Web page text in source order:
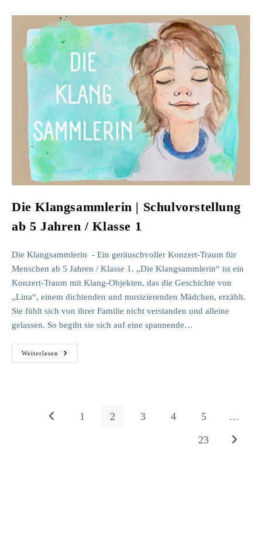
Die Klangsammlerin | Schulvorstellung
ab 5 Jahren / Klasse 1
Die Klangsammlerin - Ein geräuschvoller Konzert-Traum für
Menschen ab 5 Jahren / Klasse 1. „Die Klangsammlerin“ ist ein
Konzert-Traum mit Klang-Objekten, das die Geschichte von
„Lina“, einem dichtenden und musizierenden Mädchen, erzählt.
Sie fühlt sich von ihrer Familie nicht verstanden und alleine
gelassen. So begibt sie sich auf eine spannende…
Weiterlesen
Die
Klangsammlerin
Klasse
Zur vorherigen Seite
1 2 3 4 5
…
23
Zur